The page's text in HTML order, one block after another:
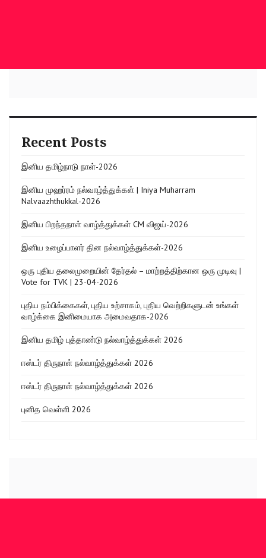
Recent Posts
இனிய தமிழ்நாடு நாள்-2026
இனிய முஹர்ரம் நல்வாழ்த்துக்கள் | Iniya Muharram
Nalvaazhthukkal-2026
இனிய பிறந்தநாள் வாழ்த்துக்கள் CM விஜய்-2026
இனிய உழைப்பாளர் தின நல்வாழ்த்துக்கள்-2026
ஒரு புதிய தலைமுறையின் தேர்தல் – மாற்றத்திற்கான ஒரு முடிவு |
Vote for TVK | 23-04-2026
புதிய நம்பிக்கைகள், புதிய உற்சாகம், புதிய வெற்றிகளுடன் உங்கள்
வாழ்க்கை இனிமையாக அமைவதாக-2026
இனிய தமிழ் புத்தாண்டு நல்வாழ்த்துக்கள் 2026
ஈஸ்டர் திருநாள் நல்வாழ்த்துக்கள் 2026
ஈஸ்டர் திருநாள் நல்வாழ்த்துக்கள் 2026
புனித வெள்ளி 2026